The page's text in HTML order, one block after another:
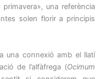
una referència
solen florir a principis
una connexió amb el llatí
de l’alfàfrega (Ocimum